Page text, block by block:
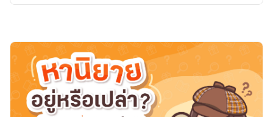
เวทมนตร์
berry
user
the
magic